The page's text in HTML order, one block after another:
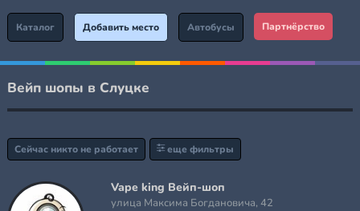
Каталог Добавить место Автобусы Партнёрство
Вейп шопы в Слуцке
Сейчас никто не работает еще фильтры
Vape king Вейп-шоп
улица Максима Богдановича, 42